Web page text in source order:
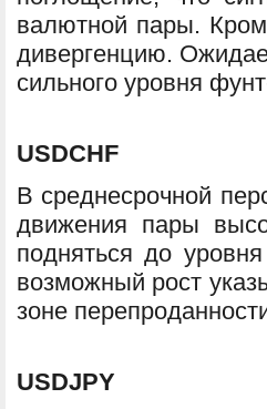
валютной пары.
дивергенцию.
сильного уровня
USDCHF
В среднесрочной
движения пары
подняться до
возможный рост
зоне
USDJPY